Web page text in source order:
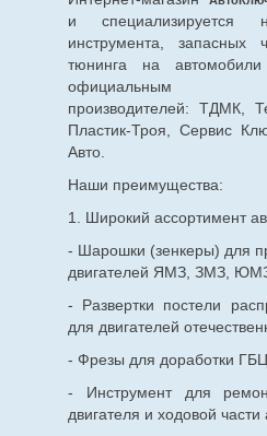
и
инструмента, запасных
тюнинга на
официальным
производителей: ТДМК,
Пластик-Троя, Сервис
Авто.
Наши преимущества:
1. Широкий ассортимент
- Шарошки (зенкеры) для
двигателей ЯМЗ, ЗМЗ,
- Развертки постели
для двигателей
- Фрезы для доработки
- Инструмент для
двигателя и ходовой